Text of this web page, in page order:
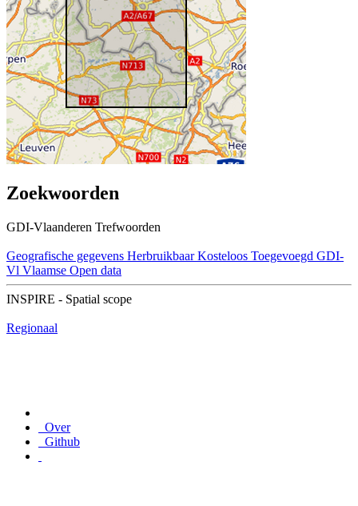
Zoekwoorden
GDI-Vlaanderen Trefwoorden
Geografische gegevens Herbruikbaar Kosteloos Toegevoegd GDI-
Vl Vlaamse Open data
INSPIRE - Spatial scope
Regionaal
Over
Github